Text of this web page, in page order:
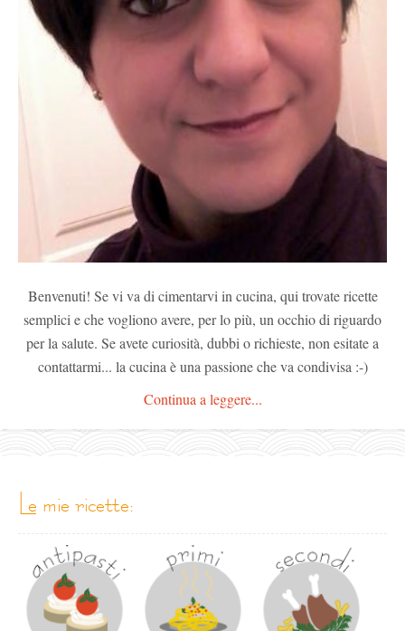
Benvenuti! Se vi va di cimentarvi in cucina, qui trovate ricette
semplici e che vogliono avere, per lo più, un occhio di riguardo
per la salute. Se avete curiosità, dubbi o richieste, non esitate a
contattarmi... la cucina è una passione che va condivisa :-)
Continua a leggere...
le mie ricette: